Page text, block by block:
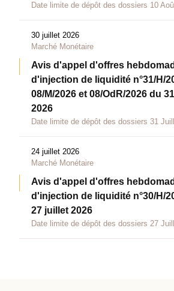
Date limite de dépôt des dossiers 10
30 juillet 2026
Marché Monétaire
Avis d'appel d'offres
d'injection de liquidité n°31/H/
08/M/2026 et 08/OdR/2026 du
2026
Date limite de dépôt des dossiers 31
24 juillet 2026
Marché Monétaire
Avis d'appel d'offres
d'injection de liquidité n°30/H/
27 juillet 2026
Date limite de dépôt des dossiers 27